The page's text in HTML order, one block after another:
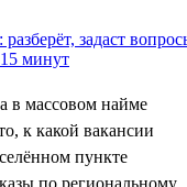
в массовом найме
к какой вакансии
пункте
по региональному